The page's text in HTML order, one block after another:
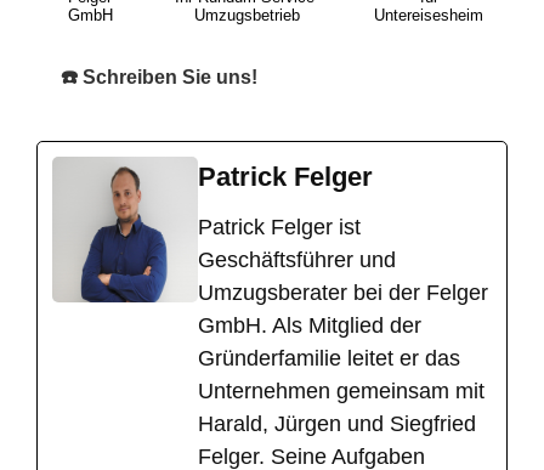
GmbH
Umzugsbetrieb
Untereisesheim
☎️ Schreiben Sie uns!
Patrick Felger
​Patrick Felger ist
Geschäftsführer und
Umzugsberater bei der Felger
GmbH. Als Mitglied der
Gründerfamilie leitet er das
Unternehmen gemeinsam mit
Harald, Jürgen und Siegfried
Felger. Seine Aufgaben